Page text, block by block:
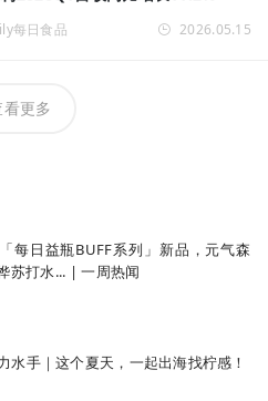
每日食品 2026.05.15
更多
每日益瓶BUFF系列」新品，元气森
苏打水... | 一周热闻
水手｜这个夏天，一起出海找柠感！